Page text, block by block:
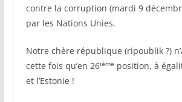
contre la corruption (mardi 9
par les Nations Unies.
Notre chère république (ripoublik ?)
cette fois qu’en 26ième position, à
et l’Estonie !